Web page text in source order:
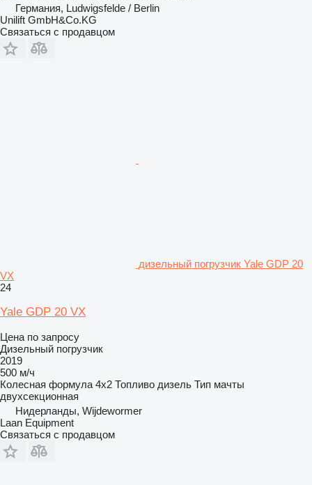
Германия, Ludwigsfelde / Berlin
Unilift GmbH&Co.KG
Связаться с продавцом
дизельный погрузчик Yale GDP 20
VX
24
Yale GDP 20 VX
Цена по запросу
Дизельный погрузчик
2019
500 м/ч
Колесная формула 4x2 Топливо дизель Тип мачты
двухсекционная
Нидерланды, Wijdewormer
Laan Equipment
Связаться с продавцом